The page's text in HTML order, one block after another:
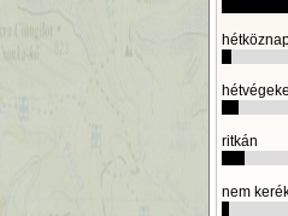
ritkán
nem